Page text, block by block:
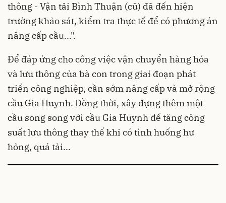
thông - Vận tải Bình Thuận (cũ) đã đến hiện
trường khảo sát, kiểm tra thực tế để có phương án
nâng cấp cầu...".
Để đáp ứng cho công việc vận chuyển hàng hóa
và lưu thông của bà con trong giai đoạn phát
triển công nghiệp, cần sớm nâng cấp và mở rộng
cầu Gia Huynh. Đồng thời, xây dựng thêm một
cầu song song với cầu Gia Huynh để tăng công
suất lưu thông thay thế khi có tình huống hư
hỏng, quá tải...